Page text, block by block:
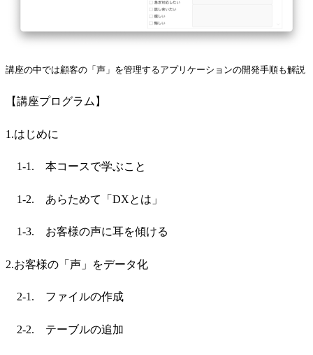
講座の中では顧客の「声」を管理するアプリケーションの開発手順も解説
【講座プログラム】
1.はじめに
1-1. 本コースで学ぶこと
1-2. あらためて「DXとは」
1-3. お客様の声に耳を傾ける
2.お客様の「声」をデータ化
2-1. ファイルの作成
2-2. テーブルの追加